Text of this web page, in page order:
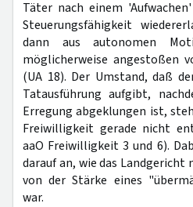
Täter nach einem
Steuerungsfähigkeit
dann aus autonomen
möglicherweise angestoßen
(UA 18). Der Umstand, daß
Tatausführung aufgibt,
Erregung abgeklungen ist,
Freiwilligkeit gerade nicht
aaO Freiwilligkeit 3 und 6).
darauf an, wie das
von der Stärke eines
war.